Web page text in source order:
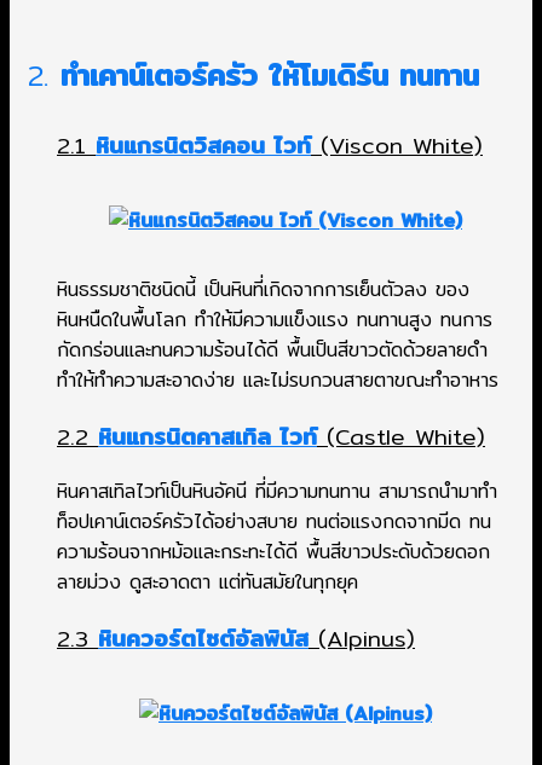
2. ทำเคาน์เตอร์ครัว ให้โมเดิร์น ทนทาน
2.1หินแกรนิตวิสคอน ไวท์(Viscon White)
หินธรรมชาติชนิดนี้ เป็นหินที่เกิดจากการเย็นตัวลง ของ
หินหนืดในพื้นโลก ทำให้มีความแข็งแรง ทนทานสูง ทนการ
กัดกร่อนและทนความร้อนได้ดี พื้นเป็นสีขาวตัดด้วยลายดำ
ทำให้ทำความสะอาดง่าย และไม่รบกวนสายตาขณะทำอาหาร
2.2 หินแกรนิตคาสเทิล ไวท์(Castle White)
หินคาสเทิลไวท์เป็นหินอัคนี ที่มีความทนทาน สามารถนำมาทำ
ท็อปเคาน์เตอร์ครัวได้อย่างสบาย ทนต่อแรงกดจากมีด ทน
ความร้อนจากหม้อและกระทะได้ดี พื้นสีขาวประดับด้วยดอก
ลายม่วง ดูสะอาดตา แต่ทันสมัยในทุกยุค
2.3หินควอร์ตไซต์อัลพินัส(Alpinus)